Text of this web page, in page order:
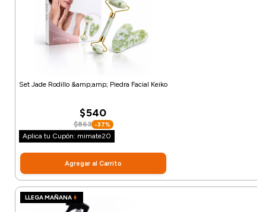
Set Jade Rodillo &amp;amp; Piedra Facial Keiko
$540
$863 -37%
Aplica tu Cupón: mimate20
Agregar al Carrito
LLEGA MAÑANA